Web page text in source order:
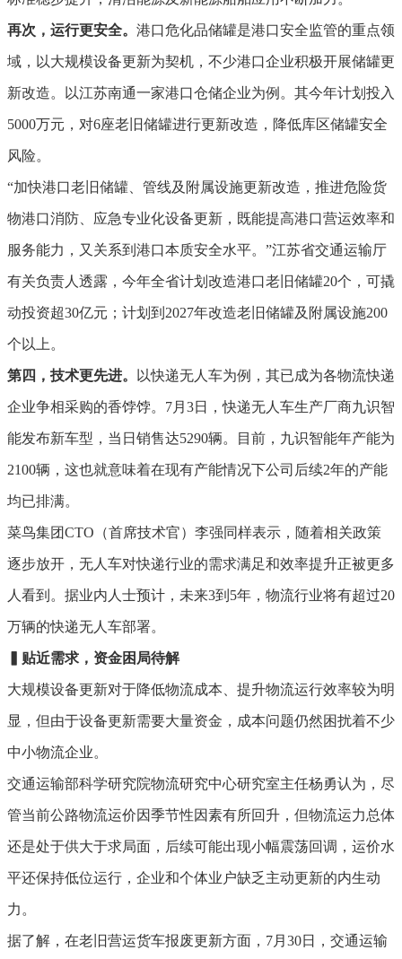
再次，运行更安全。 港口危化品储罐是港口安全监管的重点领
域，以大规模设备更新为契机，不少港口企业积极开展储罐更
新改造。以江苏南通一家港口仓储企业为例。其今年计划投入
5000万元，对6座老旧储罐进行更新改造，降低库区储罐安全
风险。
“加快港口老旧储罐、管线及附属设施更新改造，推进危险货
物港口消防、应急专业化设备更新，既能提高港口营运效率和
服务能力，又关系到港口本质安全水平。”江苏省交通运输厅
有关负责人透露，今年全省计划改造港口老旧储罐20个，可撬
动投资超30亿元；计划到2027年改造老旧储罐及附属设施200
个以上。
第四，技术更先进。 以快递无人车为例，其已成为各物流快递
企业争相采购的香饽饽。7月3日，快递无人车生产厂商九识智
能发布新车型，当日销售达5290辆。目前，九识智能年产能为
2100辆，这也就意味着在现有产能情况下公司后续2年的产能
均已排满。
菜鸟集团CTO（首席技术官）李强同样表示，随着相关政策
逐步放开，无人车对快递行业的需求满足和效率提升正被更多
人看到。据业内人士预计，未来3到5年，物流行业将有超过20
万辆的快递无人车部署。
贴近需求， 资金困局待解
大规模设备更新对于降低物流成本、提升物流运行效率较为明
显，但由于设备更新需要大量资金，成本问题仍然困扰着不少
中小物流企业。
交通运输部科学研究院物流研究中心研究室主任杨勇认为，尽
管当前公路物流运价因季节性因素有所回升，但物流运力总体
还是处于供大于求局面，后续可能出现小幅震荡回调，运价水
平还保持低位运行，企业和个体业户缺乏主动更新的内生动
力。
据了解，在老旧营运货车报废更新方面，7月30日，交通运输